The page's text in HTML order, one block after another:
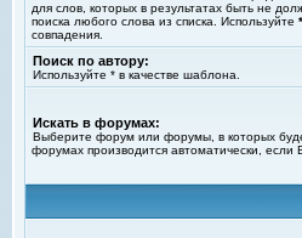
для слов, которых в результатах быть не
поиска любого слова из списка. Используйте *
совпадения.
Поиск по автору:
Используйте * в качестве шаблона.
Искать в форумах:
Выберите форум или форумы, в которых
форумах производится автоматически,